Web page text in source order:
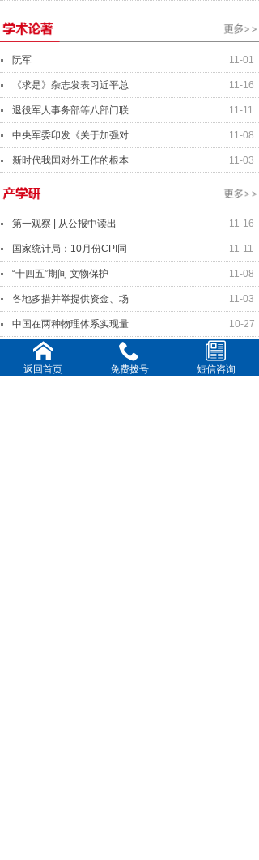
11-01
阮军
11-16
《求是》杂志发表习近平总
11-11
退役军人事务部等八部门联
11-08
中央军委印发《关于加强对
11-03
新时代我国对外工作的根本
11-16
第一观察 | 从公报中读出
11-11
国家统计局：10月份CPI同
11-08
“十四五”期间 文物保护
11-03
各地多措并举提供资金、场
10-27
中国在两种物理体系实现量
返回首页 免费拨号 短信咨询